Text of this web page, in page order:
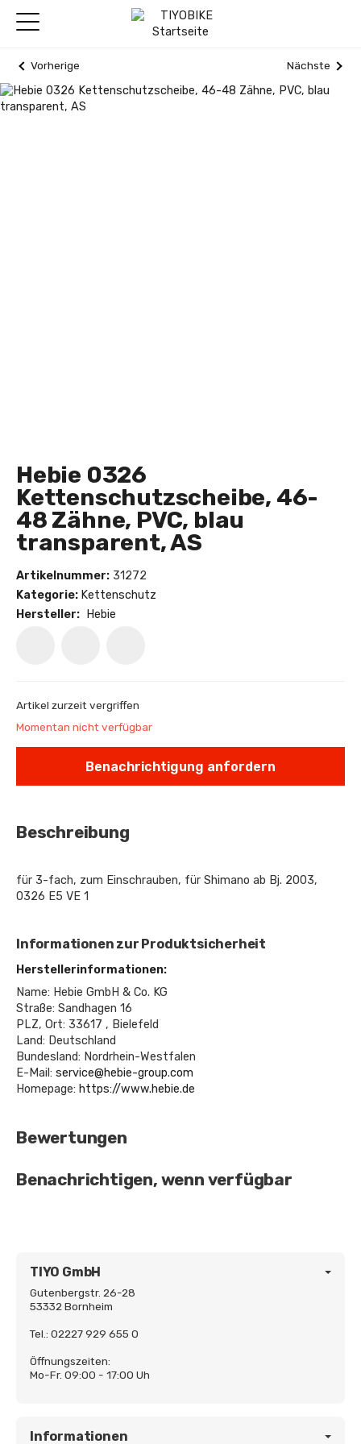
Vorherige Nächste
Hebie 0326
Kettenschutzscheibe, 46-
48 Zähne, PVC, blau
transparent, AS
Artikelnummer: 31272
Kategorie: Kettenschutz
Hersteller:
Hebie
Artikel zurzeit vergriffen
Momentan nicht verfügbar
Benachrichtigung anfordern
Beschreibung
für 3-fach, zum Einschrauben, für Shimano ab Bj. 2003,
0326 E5 VE 1
Informationen zur Produktsicherheit
Herstellerinformationen:
Name: Hebie GmbH & Co. KG
Straße: Sandhagen 16
PLZ, Ort: 33617 , Bielefeld
Land: Deutschland
Bundesland: Nordrhein-Westfalen
E-Mail: service@hebie-group.com
Homepage: https://www.hebie.de
Bewertungen
Benachrichtigen, wenn verfügbar
TIYO GmbH
Gutenbergstr. 26-28
53332 Bornheim
Tel.: 02227 929 655 0
Öffnungszeiten:
Mo-Fr. 09:00 - 17:00 Uh
Informationen